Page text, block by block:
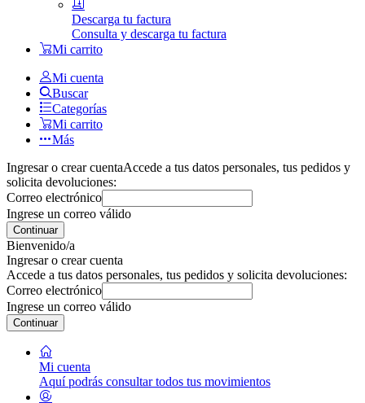
Descarga tu factura
Consulta y descarga tu factura
Mi carrito
Mi cuenta
Buscar
Categorías
Mi carrito
Más
Ingresar o crear cuentaAccede a tus datos personales, tus pedidos y
solicita devoluciones:
Correo electrónico
Ingrese un correo válido
Continuar
Bienvenido/a
Ingresar o crear cuenta
Accede a tus datos personales, tus pedidos y solicita devoluciones:
Correo electrónico
Ingrese un correo válido
Continuar
Mi cuenta
Aquí podrás consultar todos tus movimientos